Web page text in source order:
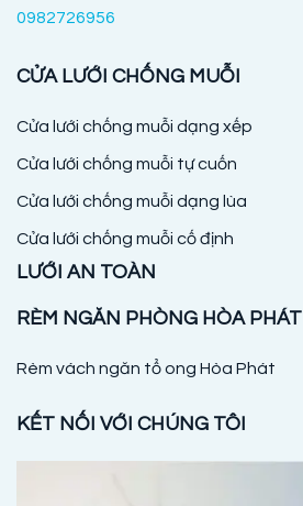
0982726956
CỬA LƯỚI CHỐNG MUỖI
Cửa lưới chống muỗi dạng xếp
Cửa lưới chống muỗi tự cuốn
Cửa lưới chống muỗi dạng lùa
Cửa lưới chống muỗi cố định
LƯỚI AN TOÀN
RÈM NGĂN PHÒNG HÒA PHÁT
Rèm vách ngăn tổ ong Hòa Phát
KẾT NỐI VỚI CHÚNG TÔI